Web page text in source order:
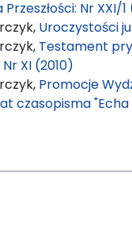
Przeszłości: Nr XXI/
Uroczystości
Testament
Nr XI (2010)
Promocje
czasopisma "Echa